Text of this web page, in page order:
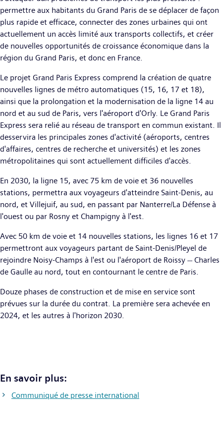
permettre aux habitants du Grand Paris de se déplacer de façon
plus rapide et efficace, connecter des zones urbaines qui ont
actuellement un accès limité aux transports collectifs, et créer
de nouvelles opportunités de croissance économique dans la
région du Grand Paris, et donc en France.
Le projet Grand Paris Express comprend la création de quatre
nouvelles lignes de métro automatiques (15, 16, 17 et 18),
ainsi que la prolongation et la modernisation de la ligne 14 au
nord et au sud de Paris, vers l'aéroport d'Orly. Le Grand Paris
Express sera relié au réseau de transport en commun existant. Il
desservira les principales zones d'activité (aéroports, centres
d'affaires, centres de recherche et universités) et les zones
métropolitaines qui sont actuellement difficiles d'accès.
En 2030, la ligne 15, avec 75 km de voie et 36 nouvelles
stations, permettra aux voyageurs d'atteindre Saint-Denis, au
nord, et Villejuif, au sud, en passant par Nanterre/La Défense à
l'ouest ou par Rosny et Champigny à l'est.
Avec 50 km de voie et 14 nouvelles stations, les lignes 16 et 17
permettront aux voyageurs partant de Saint-Denis/Pleyel de
rejoindre Noisy-Champs à l'est ou l'aéroport de Roissy ˗˗ Charles
de Gaulle au nord, tout en contournant le centre de Paris.
Douze phases de construction et de mise en service sont
prévues sur la durée du contrat. La première sera achevée en
2024, et les autres à l'horizon 2030.
En savoir plus:
Communiqué de presse international